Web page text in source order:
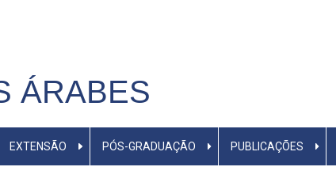
ÁRABES
EXTENSÃO PÓS-GRADUAÇÃO PUBLICAÇÕES